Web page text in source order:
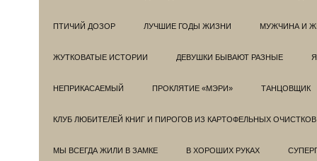
ПТИЧИЙ ДОЗОР ЛУЧШИЕ ГОДЫ ЖИЗНИ МУЖЧИНА И
ЖУТКОВАТЫЕ ИСТОРИИ ДЕВУШКИ БЫВАЮТ РАЗНЫЕ
НЕПРИКАСАЕМЫЙ ПРОКЛЯТИЕ «МЭРИ» ТАНЦОВЩИК
КЛУБ ЛЮБИТЕЛЕЙ КНИГ И ПИРОГОВ ИЗ КАРТОФЕЛЬНЫХ ОЧИСТКОВ
МЫ ВСЕГДА ЖИЛИ В ЗАМКЕ В ХОРОШИХ РУКАХ